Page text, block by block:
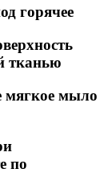
горячее
тканью
мягкое мыло
по